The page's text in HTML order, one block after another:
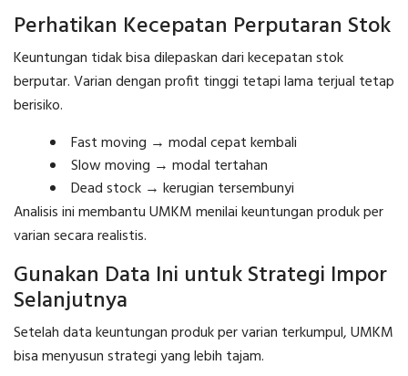
Perhatikan Kecepatan Perputaran Stok
Keuntungan tidak bisa dilepaskan dari kecepatan stok
berputar. Varian dengan profit tinggi tetapi lama terjual tetap
berisiko.
Fast moving → modal cepat kembali
Slow moving → modal tertahan
Dead stock → kerugian tersembunyi
Analisis ini membantu UMKM menilai keuntungan produk per
varian secara realistis.
Gunakan Data Ini untuk Strategi Impor
Selanjutnya
Setelah data keuntungan produk per varian terkumpul, UMKM
bisa menyusun strategi yang lebih tajam.